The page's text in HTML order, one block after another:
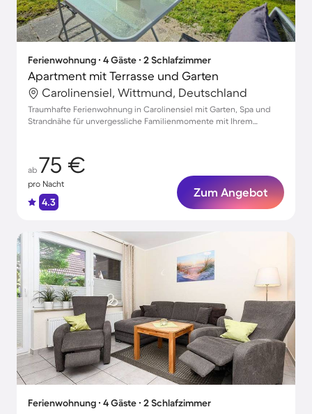
Ferienwohnung ∙ 4 Gäste ∙ 2 Schlafzimmer
Apartment mit Terrasse und Garten
Carolinensiel, Wittmund, Deutschland
Traumhafte Ferienwohnung in Carolinensiel mit Garten, Spa und
Strandnähe für unvergessliche Familienmomente mit Ihrem
ab 75 €
pro Nacht
4.3
Zum Angebot
Ferienwohnung ∙ 4 Gäste ∙ 2 Schlafzimmer